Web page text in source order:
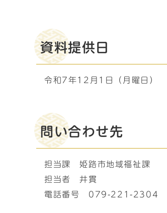
資料提供日
令和7年12月1日（月曜日）
問い合わせ先
担当課 姫路市地域福祉課
担当者 井貫
電話番号 079-221-2304